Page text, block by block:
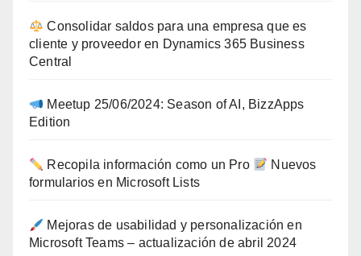
Consolidar saldos para una empresa que es
cliente y proveedor en Dynamics 365 Business
Central
Meetup 25/06/2024: Season of AI, BizzApps
Edition
Recopila información como un Pro
Nuevos
formularios en Microsoft Lists
Mejoras de usabilidad y personalización en
Microsoft Teams – actualización de abril 2024